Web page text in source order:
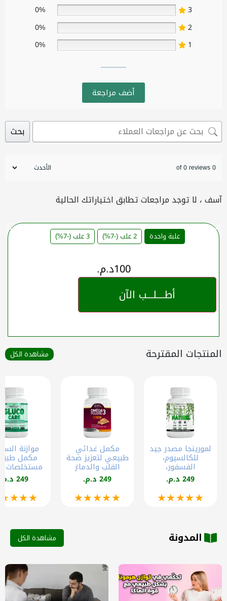
3
0%
2
0%
1
0%
أضف مراجعة
بحث
0 of 0 reviews
آسف ، لا توجد مراجعات تطابق اختياراتك الحالية
علبة واحدة 2 علب (-7%) 3 علب (-7%)
100د.م.
أطــــلـــب الآن
المنتجات المقترحة مشاهدة الكل
لمورينجا مصدر جيد
للكالسيوم،
الفسفور،
والمغنيسيوم
249 د.م.
★★★★★
مكمل غدائي
طبيعي لتعزيز صحة
القلب والدماغ
الزيادة في الكتلة
العضلية
249 د.م.
★★★★★
موازنة
مكمل
ملغرام 60 كبسولة
249 د.م.
المدونة مشاهدة الكل